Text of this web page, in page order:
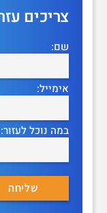
צריכים
שם:
אימייל:
במה נוכל לעזור: